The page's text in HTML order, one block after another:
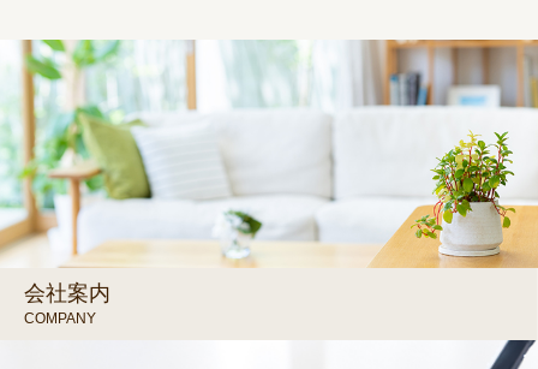
会社案内
COMPANY